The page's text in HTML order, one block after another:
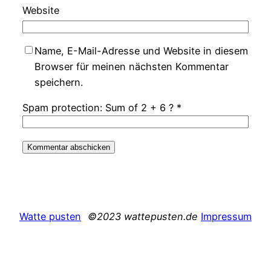
Website
Name, E-Mail-Adresse und Website in diesem
Browser für meinen nächsten Kommentar
speichern.
Spam protection: Sum of 2 + 6 ? *
Watte pusten ©2023 wattepusten.de Impressum